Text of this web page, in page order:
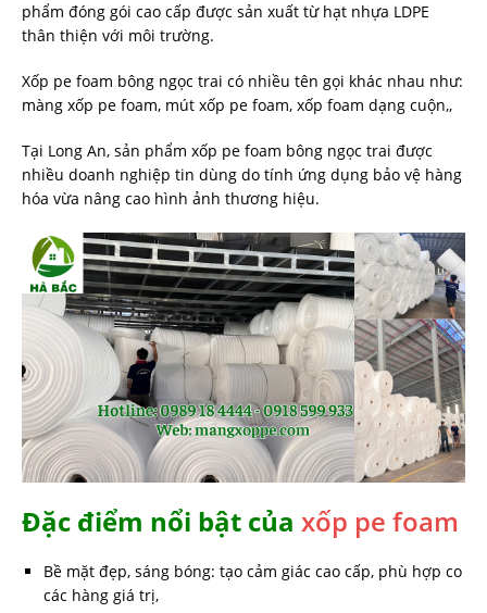
phẩm đóng gói cao cấp được sản xuất từ hạt nhựa LDPE
thân thiện với môi trường.
Xốp pe foam bông ngọc trai có nhiều tên gọi khác nhau như:
màng xốp pe foam, mút xốp pe foam, xốp foam dạng cuộn,,
Tại Long An, sản phẩm xốp pe foam bông ngọc trai được
nhiều doanh nghiệp tin dùng do tính ứng dụng bảo vệ hàng
hóa vừa nâng cao hình ảnh thương hiệu.
Đặc điểm nổi bật của xốp pe foam
Bề mặt đẹp, sáng bóng: tạo cảm giác cao cấp, phù hợp co
các hàng giá trị,